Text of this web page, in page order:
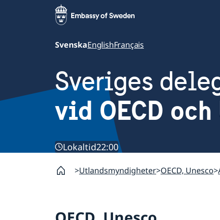
SvenskaEnglishFrançais
Sveriges
vid OECD
Lokaltid22:00
Utlandsmyndigheter OECD, Unesco